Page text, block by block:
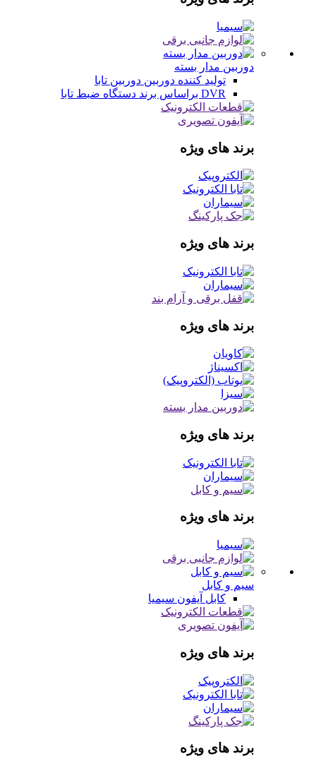
دوربین مدار بسته
تولید کننده دوربین دوربین تابا
DVR براساس برند
دستگاه ضبط تابا
برند های ویژه
برند های ویژه
برند های ویژه
برند های ویژه
برند های ویژه
سیم و کابل
کابل آیفون سیمیا
برند های ویژه
برند های ویژه